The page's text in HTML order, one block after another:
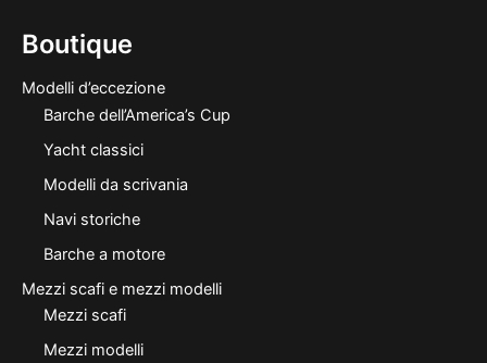
Boutique
Modelli d’eccezione
Barche dell’America’s Cup
Yacht classici
Modelli da scrivania
Navi storiche
Barche a motore
Mezzi scafi e mezzi modelli
Mezzi scafi
Mezzi modelli